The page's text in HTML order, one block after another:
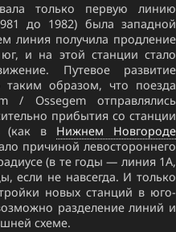
только первую линию
до 1982) была западной
линия получила продление
и на этой станции стало
Путевое развитие
таким образом, что поезда
/ Ossegem отправлялись
прибытия со станции
(как в Нижнем Новгороде
причиной левостороннего
(в те годы — линия 1A,
если не навсегда. И только
новых станций в юго-
разделение линий и
схеме.